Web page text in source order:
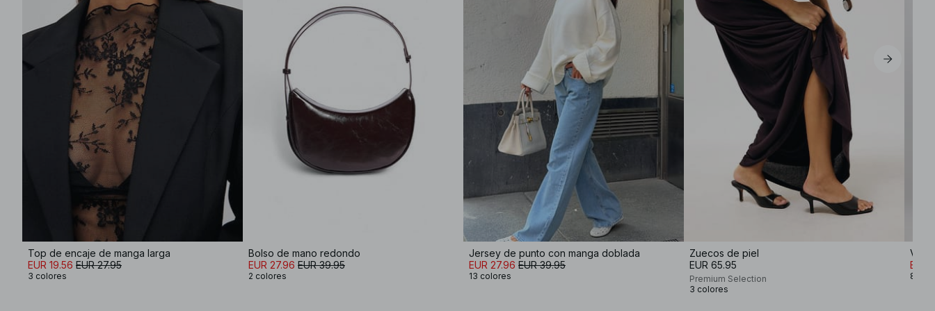
Top de encaje de manga larga
EUR 19.56 EUR 27.95
3 colores
Bolso de mano redondo
EUR 27.96 EUR 39.95
2 colores
Jersey de punto con manga doblada
EUR 27.96 EUR 39.95
13 colores
Zuecos de piel
EUR 65.95
Premium Selection
3 colores
EUR
8